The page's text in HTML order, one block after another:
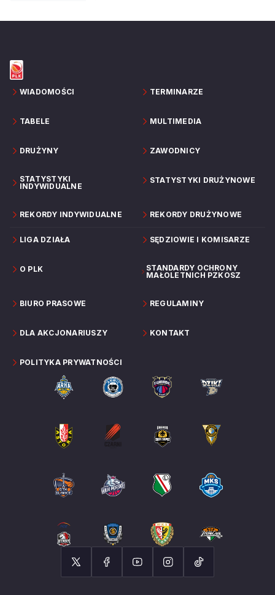
WIADOMOŚCI TERMINARZE
TABELE MULTIMEDIA
DRUŻYNY ZAWODNICY
STATYSTYKI
INDYWIDUALNE
STATYSTYKI DRUŻYNOWE
REKORDY INDYWIDUALNE REKORDY DRUŻYNOWE
LIGA DZIAŁA SĘDZIOWIE I KOMISARZE
O PLK
STANDARDY OCHRONY
MAŁOLETNICH PZKOSZ
BIURO PRASOWE REGULAMINY
DLA AKCJONARIUSZY KONTAKT
POLITYKA PRYWATNOŚCI